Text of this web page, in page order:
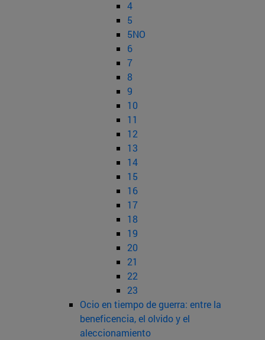
4
5
5NO
6
7
8
9
10
11
12
13
14
15
16
17
18
19
20
21
22
23
Ocio en tiempo de guerra: entre la
beneficencia, el olvido y el
aleccionamiento